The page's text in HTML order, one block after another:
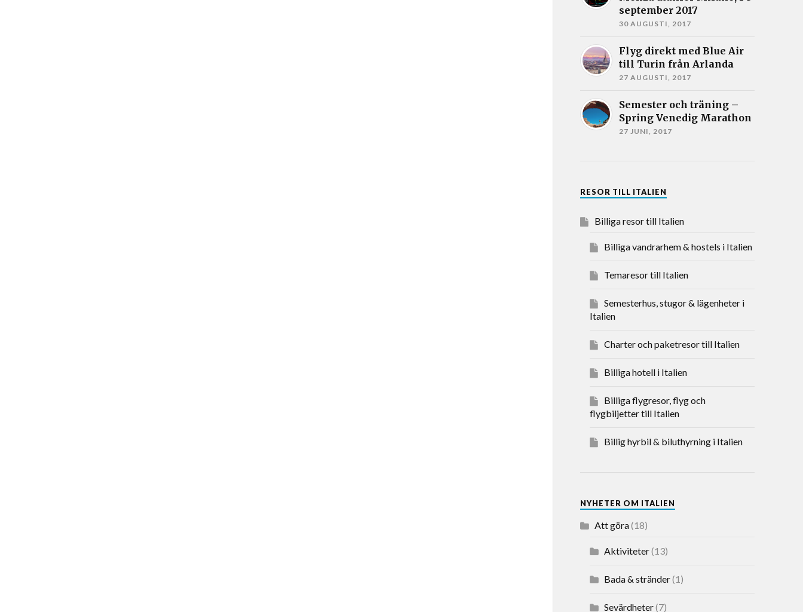
september 2017
30 AUGUSTI, 2017
Flyg direkt med Blue Air
till Turin från Arlanda
27 AUGUSTI, 2017
Semester och träning –
Spring Venedig Marathon
27 JUNI, 2017
RESOR TILL ITALIEN
Billiga resor till Italien
Billiga vandrarhem & hostels i Italien
Temaresor till Italien
Semesterhus, stugor & lägenheter i
Italien
Charter och paketresor till Italien
Billiga hotell i Italien
Billiga flygresor, flyg och
flygbiljetter till Italien
Billig hyrbil & biluthyrning i Italien
NYHETER OM ITALIEN
Att göra(18)
Aktiviteter(13)
Bada & stränder(1)
Sevärdheter(7)